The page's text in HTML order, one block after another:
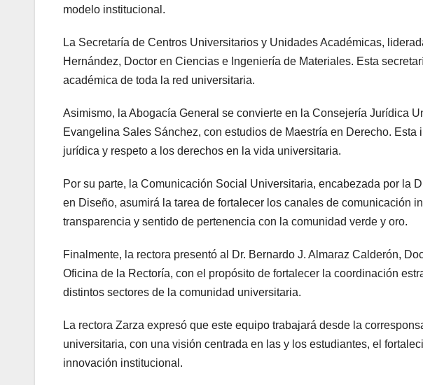
modelo institucional.
La Secretaría de Centros Universitarios y Unidades Académicas,
Hernández, Doctor en Ciencias e Ingeniería de Materiales. Esta
académica de toda la red universitaria.
Asimismo, la Abogacía General se convierte en la Consejería Jurídica
Evangelina Sales Sánchez, con estudios de Maestría en Derecho.
jurídica y respeto a los derechos en la vida universitaria.
Por su parte, la Comunicación Social Universitaria, encabezada por la
en Diseño, asumirá la tarea de fortalecer los canales de comunicación
transparencia y sentido de pertenencia con la comunidad verde y oro.
Finalmente, la rectora presentó al Dr. Bernardo J. Almaraz Calderón,
Oficina de la Rectoría, con el propósito de fortalecer la coordinación
distintos sectores de la comunidad universitaria.
La rectora Zarza expresó que este equipo trabajará desde la
universitaria, con una visión centrada en las y los estudiantes, el
innovación institucional.